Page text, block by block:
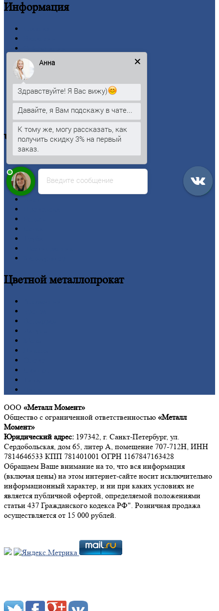
Информация
Заводы
Контакты
Прайс-лист
Новости
Личный
Оформление заказа
Оплата
Черныйметаллопрокат
Двутавроваябалка (двутавр)
Квадрат
Круг
Цветнойметаллопрокат
ООО «Металл Момент»
Общество с ограниченной ответственностью «Металл
Момент»
Юридический адрес: 197342, г. Санкт-Петербург, ул.
Сердобольская, дом 65, литер А, помещение 707-712Н, ИНН
7814646533 КПП 781401001 ОГРН 1167847163428
Обращаем Ваше внимание на то, что вся информация
(включая цены) на этом интернет-сайте носит исключительно
информационный характер, и ни при каких условиях не
является публичной офертой, определяемой положениями
статьи 437 Гражданского кодекса РФ". Розничная продажа
осуществляется от 15 000 рублей.
Введите сообщение
Анна
Здравствуйте! Я Вас вижу)
Давайте, я Вам подскажу в чате...
К тому же, могу рассказать, как
получить скидку 3% на первый
заказ.